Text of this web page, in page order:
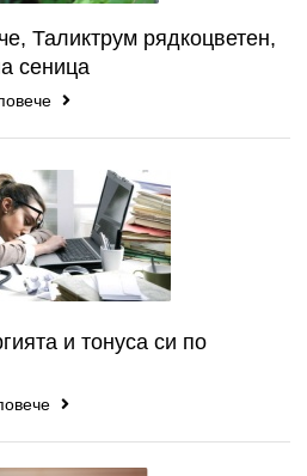
Таликтрум рядкоцветен,
сеница
и тонуса си по